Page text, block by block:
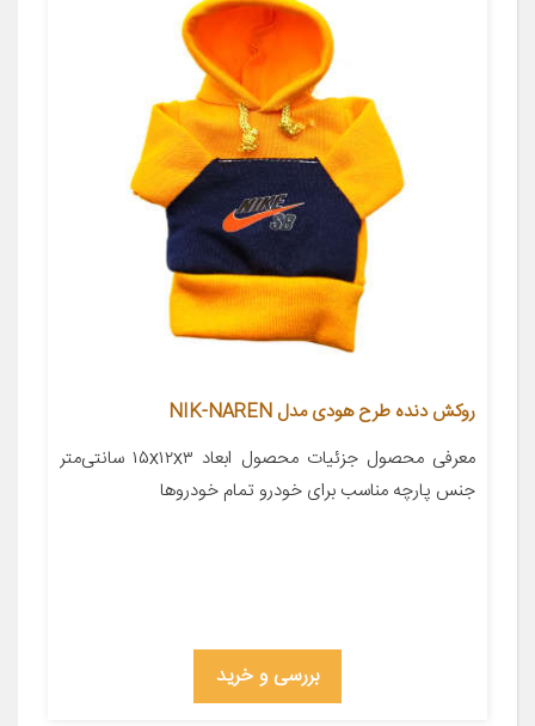
روکش دنده طرح هودی مدل NIK-NAREN
معرفی محصول جزئیات محصول ابعاد ۱۵x۱۲x۳ سانتی‌متر
جنس پارچه مناسب برای خودرو تمام خودروها
بررسی و خرید